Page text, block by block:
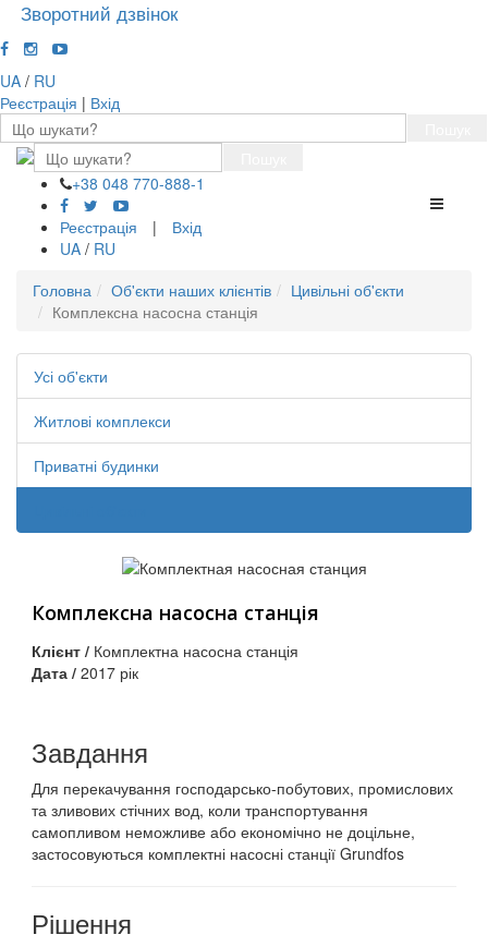
Зворотний дзвінок
UA / RU
Реєстрація | Вхід
+38 048 770-888-1
Реєстрація
|
Вхід
UA / RU
Головна Об'єкти наших клієнтів
Цивільні об'єкти
Комплексна насосна станція
Усі об'єкти
Житлові комплекси
Приватні будинки
Комплексна насосна станція
Клієнт / Комплектна насосна станція
Дата / 2017 рік
Завдання
Для перекачування господарсько-побутових, промислових
та зливових стічних вод, коли транспортування
самопливом неможливе або економічно не доцільне,
застосовуються комплектні насосні станції Grundfos
Рішення